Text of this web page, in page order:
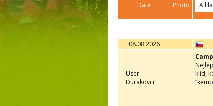
Date Photo
08.08.2026
User
Durakovci
klid,